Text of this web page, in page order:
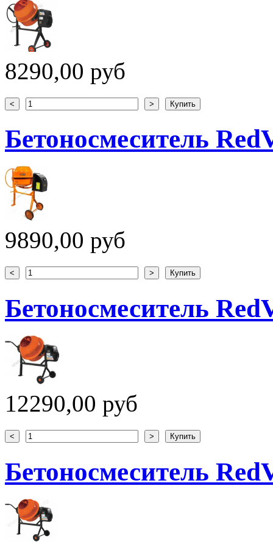
8290,00 руб
Бетоносмеситель
9890,00 руб
Бетоносмеситель
12290,00 руб
Бетоносмеситель